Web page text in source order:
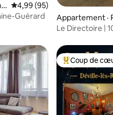
Note moyenne de 4,99 sur
4,99 (95)
Guérard
Appartement ·
Le Directoire |
Coup de cœur
Coup de